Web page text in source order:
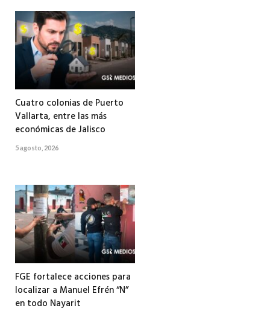
Cuatro colonias de Puerto
Vallarta, entre las más
económicas de Jalisco
5 agosto, 2026
FGE fortalece acciones para
localizar a Manuel Efrén “N”
en todo Nayarit